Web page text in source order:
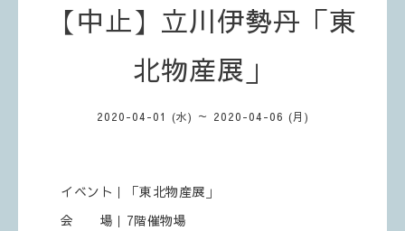
【中止】立川伊勢丹「東
北物産展」
2020-04-01 (水) ～ 2020-04-06 (月)
イベント｜「東北物産展」
会 場｜7階催物場